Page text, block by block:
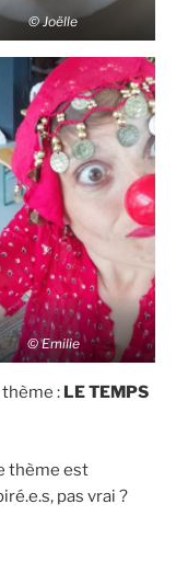
© Joëlle
© Emilie
: LE TEMPS
thème est
pas vrai ?